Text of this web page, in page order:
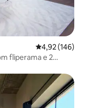
4,92 de uma
4,92 (146)
fliperama e 2